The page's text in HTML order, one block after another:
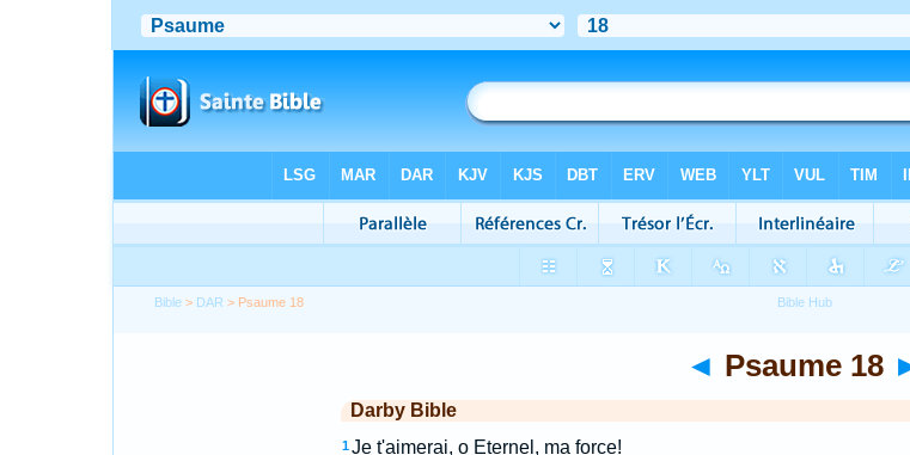
Bible > DAR > Psaume 18
◄ Psaume 18
Darby Bible
1 Je t'aimerai, o Eternel, ma force!